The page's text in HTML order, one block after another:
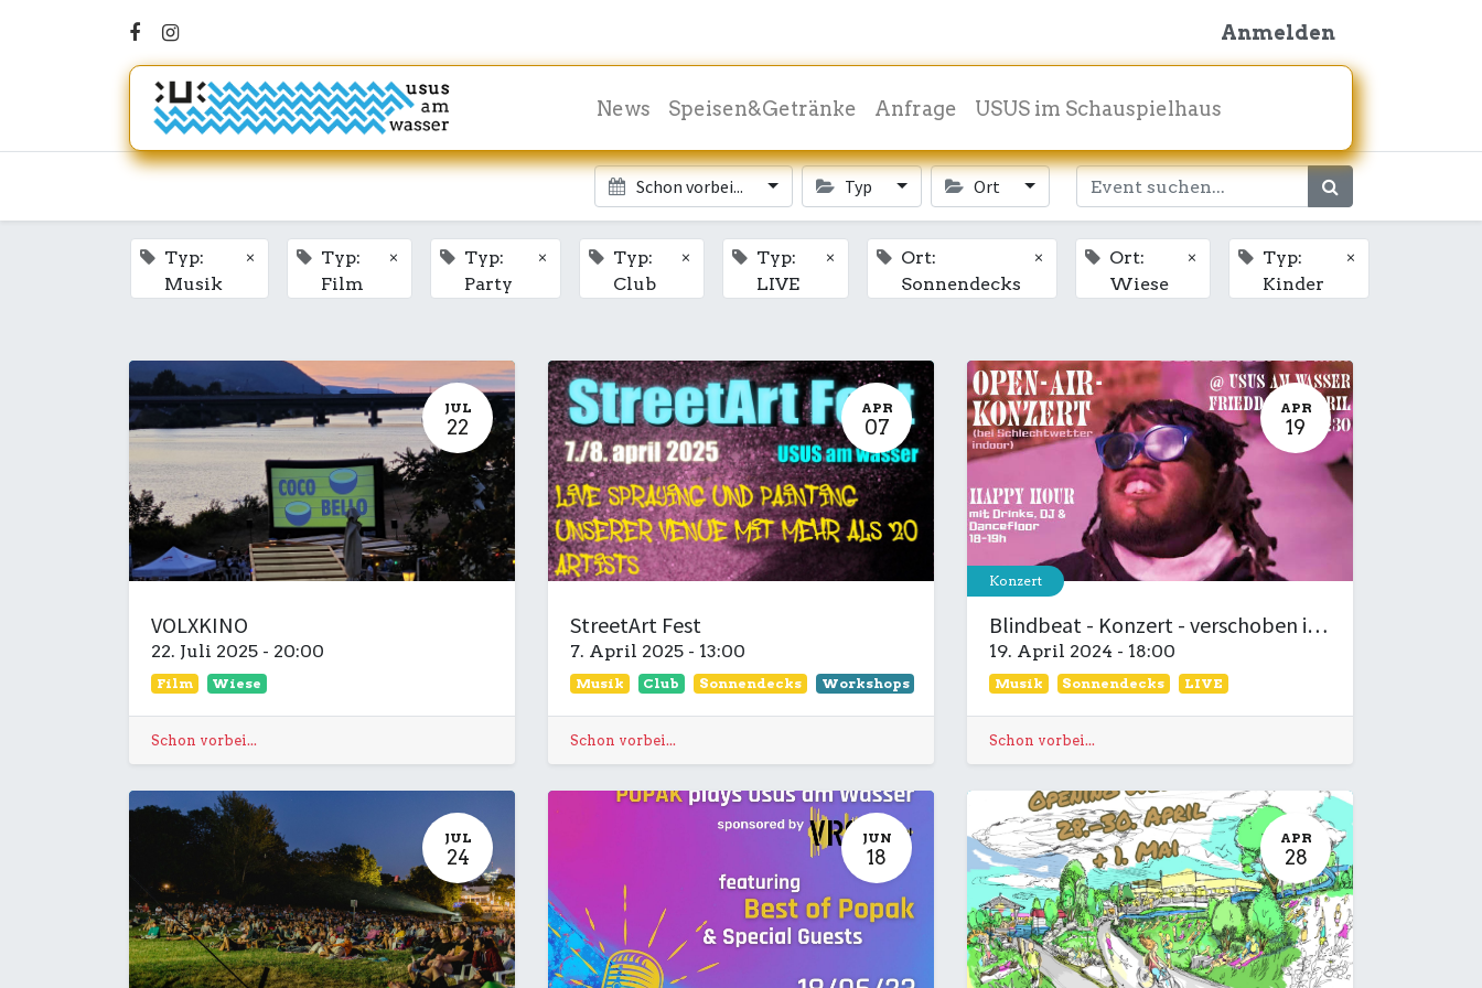
Anmelden
News Speisen&Getränke Anfrage USUS im Schauspielhaus
Schon vorbei... Typ Ort
Typ:
Musik
×
Typ:
Film
×
Typ:
Party
×
Typ:
Club
×
Typ:
LIVE
×
Ort:
Sonnendecks
×
Ort:
Wiese
×
Typ:
Kinder
×
JUL
22
VOLXKINO
22. Juli 2025 - 20:00
Film Wiese
Schon vorbei...
APR
07
StreetArt Fest
7. April 2025 - 13:00
Musik Club Sonnendecks Workshops
Schon vorbei...
APR
19
Konzert
Blindbeat - Konzert - verschoben in den Mai🎶🎸🎙️
19. April 2024 - 18:00
Musik Sonnendecks LIVE
Schon vorbei...
JUL
24
JUN
18
APR
28